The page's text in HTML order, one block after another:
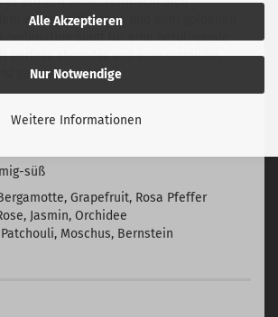
Alle Akzeptieren
Nur Notwendige
Weitere Informationen
weichen Moschus und dem goldenen
sorgt für eine beruhigende
perfekt abrundet und eine sinnliche,
garantiert.
süß
Grapefruit, Rosa Pfeffer
Jasmin, Orchidee
Patchouli, Moschus, Bernstein